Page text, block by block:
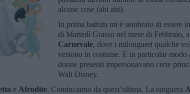
alcune cose (ahi ahi).
In prima battuta mi è sembrato di essere
di Martedì Grasso nel mese di Febbraio, a
Carnevale, dove i milongueri qualche
vestono in costume. E in particolar modo
donne presenti impersonavano certe
Walt Disney.
e Afrodite. Cominciamo da quest’ultima. La tanguera